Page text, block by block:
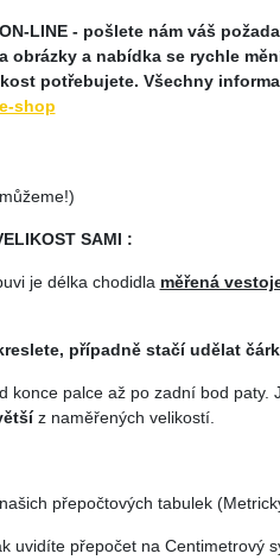
LINE - pošlete nám váš
obrázky a nabídka se rychle
potřebujete. Všechny
shop
SAMI :
je délka chodidla měřená
případně stačí udělat
konce palce až po zadní bod paty.
z naměřených velikostí.
přepočtových tabulek
uvidíte přepočet na Centimetrový